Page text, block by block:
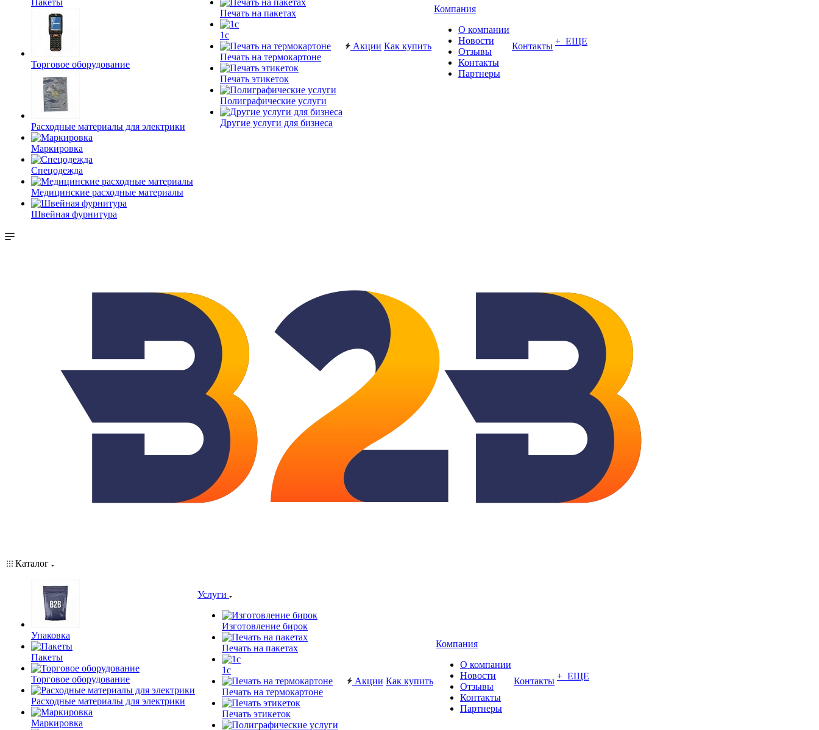
Пакеты
Торговое оборудование
Расходные материалы для электрики
Маркировка
Спецодежда
Медицинские расходные материалы
Швейная фурнитура
Печать на пакетах
1c
Печать на термокартоне
Печать этикеток
Полиграфические услуги
Другие услуги для бизнеса
Акции Как купить
Компания
О компании
Новости
Отзывы
Контакты
Партнеры
Контакты + ЕЩЕ
Каталог
Упаковка
Пакеты
Торговое оборудование
Расходные материалы для электрики
Маркировка
Услуги
Изготовление бирок
Печать на пакетах
1c
Печать на термокартоне
Печать этикеток
Акции Как купить
Компания
О компании
Новости
Отзывы
Контакты
Партнеры
Контакты + ЕЩЕ